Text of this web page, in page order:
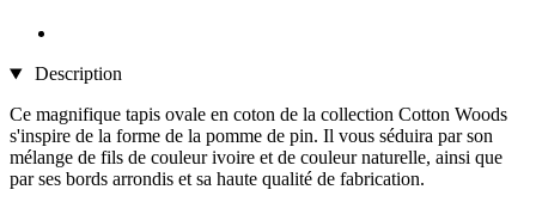
Description
Ce magnifique tapis ovale en coton de la collection Cotton Woods
s'inspire de la forme de la pomme de pin. Il vous séduira par son
mélange de fils de couleur ivoire et de couleur naturelle, ainsi que
par ses bords arrondis et sa haute qualité de fabrication.